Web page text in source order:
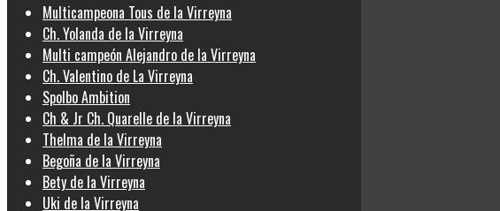
Multicampeona Tous de la Virreyna
Ch. Yolanda de la Virreyna
Multi campeón Alejandro de la Virreyna
Ch. Valentino de La Virreyna
Spolbo Ambition
Ch & Jr Ch. Quarelle de la Virreyna
Thelma de la Virreyna
Begoña de la Virreyna
Bety de la Virreyna
Uki de la Virreyna